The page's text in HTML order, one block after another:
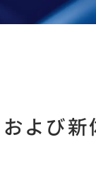
よび新